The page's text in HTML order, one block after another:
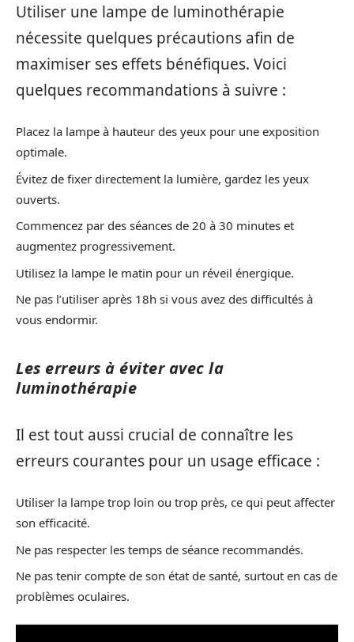
Utiliser une lampe de luminothérapie
nécessite quelques précautions afin de
maximiser ses effets bénéfiques. Voici
quelques recommandations à suivre :
Placez la lampe à hauteur des yeux pour une exposition
optimale.
Évitez de fixer directement la lumière, gardez les yeux
ouverts.
Commencez par des séances de 20 à 30 minutes et
augmentez progressivement.
Utilisez la lampe le matin pour un réveil énergique.
Ne pas l’utiliser après 18h si vous avez des difficultés à
vous endormir.
Les erreurs à éviter avec la
luminothérapie
Il est tout aussi crucial de connaître les
erreurs courantes pour un usage efficace :
Utiliser la lampe trop loin ou trop près, ce qui peut affecter
son efficacité.
Ne pas respecter les temps de séance recommandés.
Ne pas tenir compte de son état de santé, surtout en cas de
problèmes oculaires.